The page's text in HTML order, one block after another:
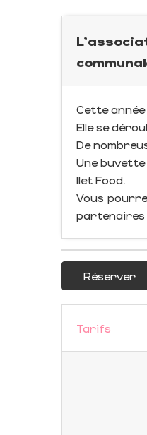
Cette
Elle se
De
Une
Ilet Food.
Vous
partenaires
Réserver
Tarifs